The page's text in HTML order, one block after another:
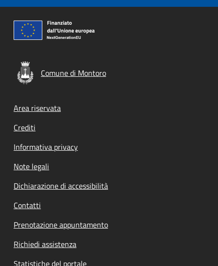
Comune di Montoro
Footer menu
Area riservata
Crediti
Informativa privacy
Note legali
Dichiarazione di accessibilità
Contatti
Prenotazione appuntamento
Richiedi assistenza
Statistiche del portale